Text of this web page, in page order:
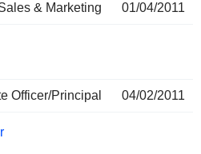
& Marketing 01/04/2011
Officer/Principal 04/02/2011